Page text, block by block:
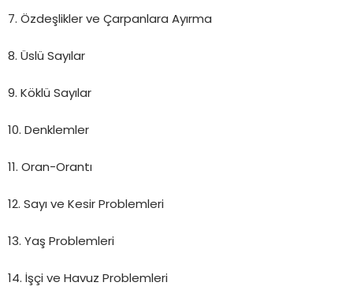
7. Özdeşlikler ve Çarpanlara Ayırma
8. Üslü Sayılar
9. Köklü Sayılar
10. Denklemler
11. Oran-Orantı
12. Sayı ve Kesir Problemleri
13. Yaş Problemleri
14. İşçi ve Havuz Problemleri